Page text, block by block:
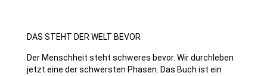
DAS STEHT DER WELT BEVOR
Der Menschheit steht schweres bevor. Wir durchleben
jetzt eine der schwersten Phasen. Das Buch ist ein